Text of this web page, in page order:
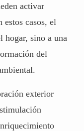
activar
estos casos, el
hogar, sino a una
del
exterior